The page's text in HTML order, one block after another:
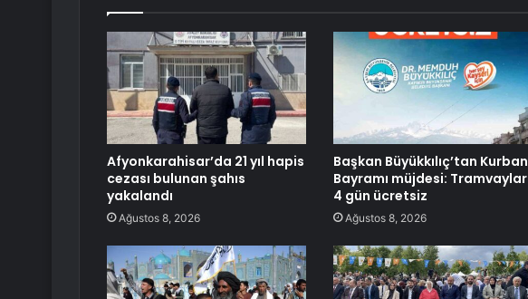
Afyonkarahisar’da 21 yıl hapis
cezası bulunan şahıs
yakalandı
Ağustos 8, 2026
Başkan Büyükkılıç’tan Kurban
Bayramı müjdesi: Tramvaylar
4 gün ücretsiz
Ağustos 8, 2026